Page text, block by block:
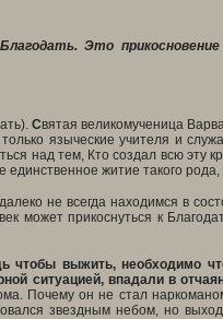
Это
Святая великомученица
языческие учителя и
над тем, Кто создал всю эту
житие такого рода,
не всегда находимся в
может прикоснуться к
чтобы выжить, необходимо
ситуацией, впадали в
Почему он не стал
звездным небом, но